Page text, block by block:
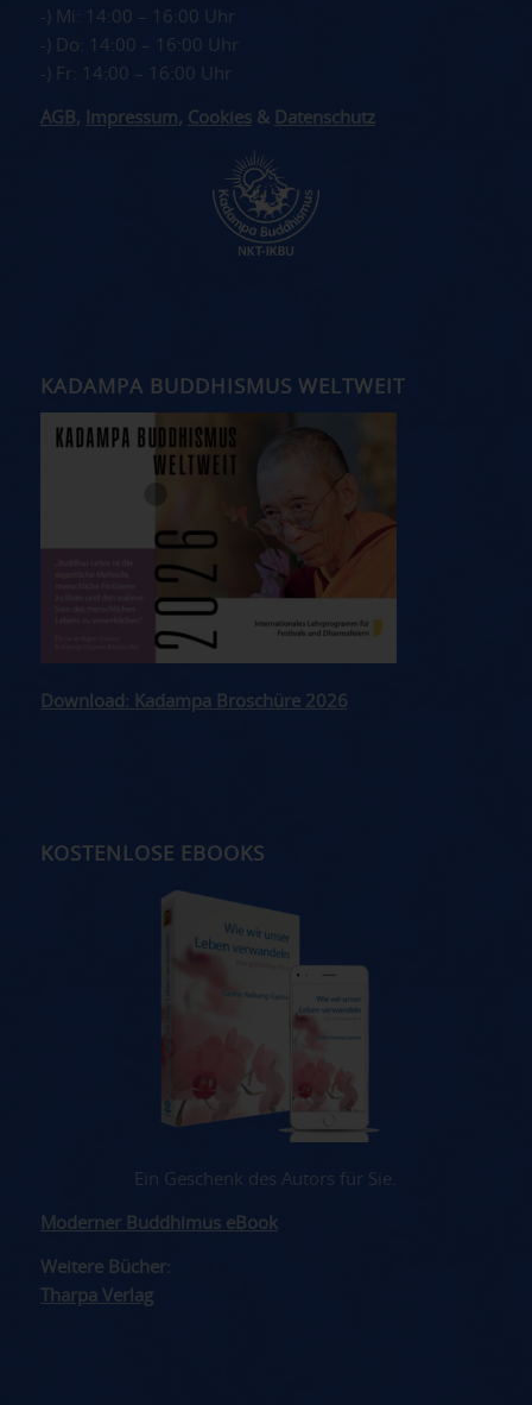
-) Mi: 14:00 – 16:00 Uhr
-) Do: 14:00 – 16:00 Uhr
-) Fr: 14:00 – 16:00 Uhr
AGB , Impressum, Cookies& Datenschutz
KADAMPA BUDDHISMUS WELTWEIT
Download: Kadampa Broschüre 2026
KOSTENLOSE EBOOKS
Ein Geschenk des Autors für Sie.
Moderner Buddhimus eBook
Weitere Bücher:
Tharpa Verlag